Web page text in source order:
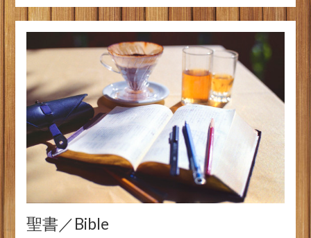
聖書／Bible